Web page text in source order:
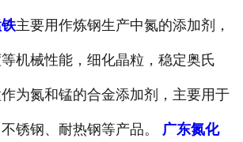
主要用作炼钢生产中氮的添加剂，
机械性能，细化晶粒，稳定奥氏
为氮和锰的合金添加剂，主要用于
锈钢、耐热钢等产品。 广东氮化